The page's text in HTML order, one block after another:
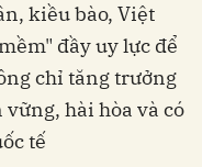
kiều bào, Việt
đầy uy lực để
chỉ tăng trưởng
hài hòa và có
tế